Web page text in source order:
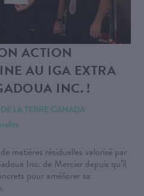
ACTION
AU IGA EXTRA
INC. !
LA TERRE CANADA
matières résiduelles valorisé par
Inc. de Mercier depuis qu’il
pour améliorer sa